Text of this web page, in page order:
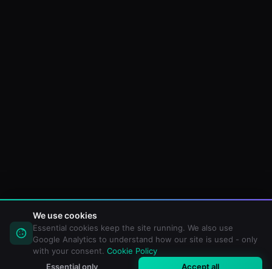
We use cookies
Essential cookies keep the site running. We also use
Google Analytics to understand how our site is used - only
with your consent. Cookie Policy
Essential only
Accept all